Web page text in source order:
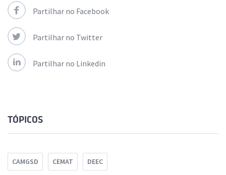
Partilhar no Facebook
Partilhar no Twitter
Partilhar no Linkedin
TÓPICOS
CAMGSD CEMAT DEEC